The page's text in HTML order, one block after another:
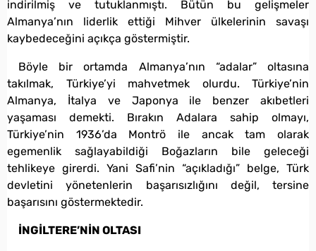
indirilmiş ve tutuklanmıştı. Bütün bu gelişmeler
Almanya’nın liderlik ettiği Mihver ülkelerinin savaşı
kaybedeceğini açıkça göstermiştir.
Böyle bir ortamda Almanya’nın “adalar” oltasına
takılmak, Türkiye’yi mahvetmek olurdu. Türkiye’nin
Almanya, İtalya ve Japonya ile benzer akıbetleri
yaşaması demekti. Bırakın Adalara sahip olmayı,
Türkiye’nin 1936’da Montrö ile ancak tam olarak
egemenlik sağlayabildiği Boğazların bile geleceği
tehlikeye girerdi. Yani Safi’nin “açıkladığı” belge, Türk
devletini yönetenlerin başarısızlığını değil, tersine
başarısını göstermektedir.
İNGİLTERE’NİN OLTASI